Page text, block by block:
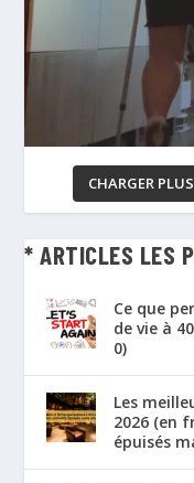
CHARGER PLUS
* ARTICLES LES
Ce que
de vie à
0)
Les
2026 (en
épuisés